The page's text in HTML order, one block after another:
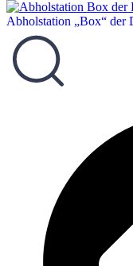
Abholstation „Box“ der